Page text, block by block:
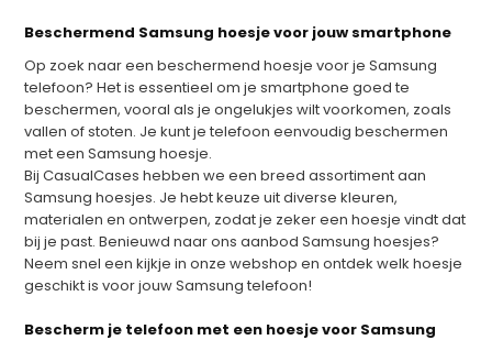
Beschermend Samsung hoesje voor jouw smartphone
Op zoek naar een beschermend hoesje voor je Samsung
telefoon? Het is essentieel om je smartphone goed te
beschermen, vooral als je ongelukjes wilt voorkomen, zoals
vallen of stoten. Je kunt je telefoon eenvoudig beschermen
met een Samsung hoesje.
Bij CasualCases hebben we een breed assortiment aan
Samsung hoesjes. Je hebt keuze uit diverse kleuren,
materialen en ontwerpen, zodat je zeker een hoesje vindt dat
bij je past. Benieuwd naar ons aanbod Samsung hoesjes?
Neem snel een kijkje in onze webshop en ontdek welk hoesje
geschikt is voor jouw Samsung telefoon!
Bescherm je telefoon met een hoesje voor Samsung